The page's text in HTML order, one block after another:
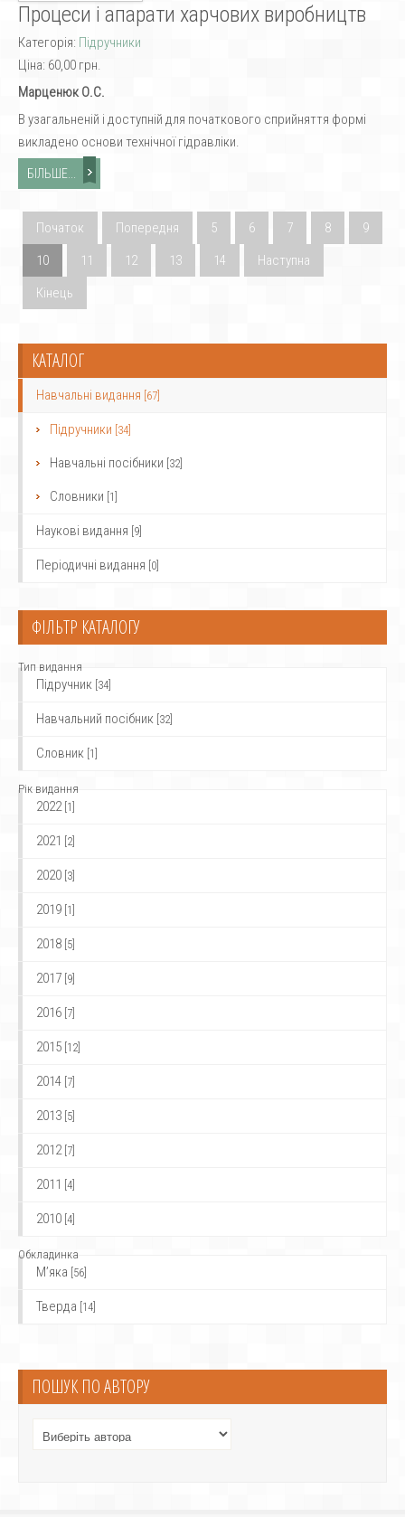
Процеси і апарати харчових виробництв
Категорія: Підручники
Ціна: 60,00 грн.
Марценюк О.С.
В узагальненій і доступній для початкового сприйняття формі
викладено основи технічної гідравліки.
БІЛЬШЕ...
Початок Попередня 5 6 7 8
9
10
11 12 13 14
Наступна
Кінець
КАТАЛОГ
Навчальні видання [67]
Підручники [34]
Навчальні посібники [32]
Словники [1]
Наукові видання [9]
Періодичні видання [0]
ФІЛЬТР КАТАЛОГУ
Тип видання
Підручник [34]
Навчальний посібник [32]
Словник [1]
Рік видання
2022 [1]
2021 [2]
2020 [3]
2019 [1]
2018 [5]
2017 [9]
2016 [7]
2015 [12]
2014 [7]
2013 [5]
2012 [7]
2011 [4]
2010 [4]
Обкладинка
М’яка [56]
Тверда [14]
ПОШУК ПО АВТОРУ